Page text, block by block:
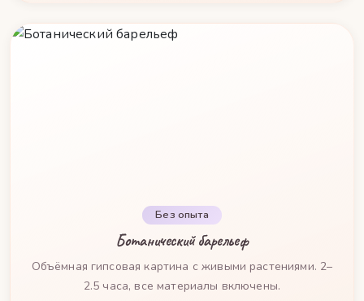
Без опыта
Ботанический барельеф
Объёмная гипсовая картина с живыми растениями. 2–
2.5 часа, все материалы включены.